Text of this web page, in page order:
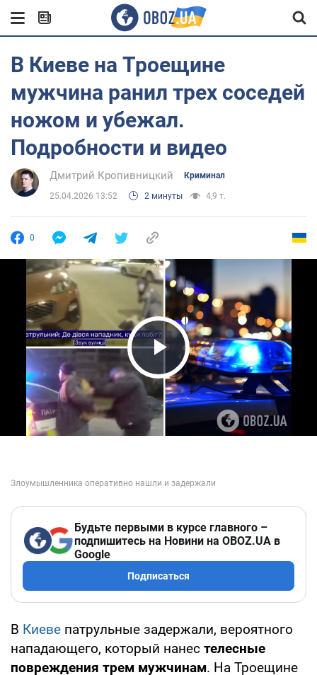
В Киеве на Троещине
мужчина ранил трех соседей
ножом и убежал.
Подробности и видео
Дмитрий Кропивницкий Криминал
25.04.2026 13:52 2 минуты 4,9 т.
0
Play Video
Будьте первыми в курсе главного –
подпишитесь на Новини на OBOZ.UA в
Google
Подписаться
В Киеве патрульные задержали, вероятного
нападающего, который нанес телесные
повреждения трем мужчинам. На Троещине